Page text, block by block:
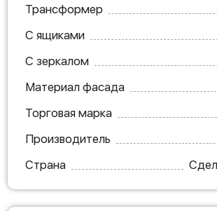
Трансформер
С ящиками
С зеркалом
Материал фасада
Торговая марка
Производитель
Страна